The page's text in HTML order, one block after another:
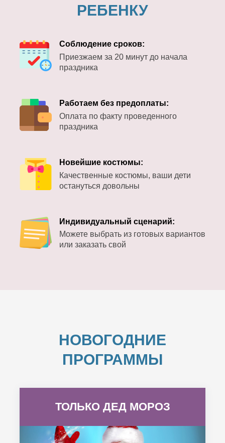
РЕБЕНКУ
Соблюдение сроков:
Приезжаем за 20 минут до начала
праздника
Работаем без предоплаты:
Оплата по факту проведенного
праздника
Новейшие костюмы:
Качественные костюмы, ваши дети
остануться довольны
Индивидуальный сценарий:
Можете выбрать из готовых вариантов
или заказать свой
НОВОГОДНИЕ
ПРОГРАММЫ
ТОЛЬКО ДЕД МОРОЗ